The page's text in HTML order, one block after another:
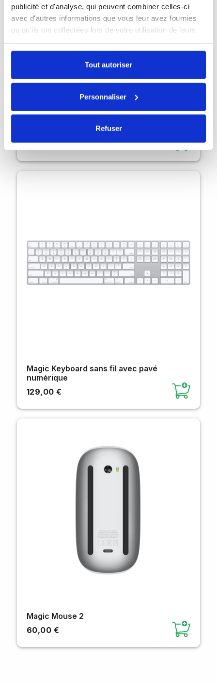
publicité et d'analyse, qui peuvent combiner celles-ci
avec d'autres informations que vous leur avez fournies
ou qu'ils ont collectées lors de votre utilisation de leurs
Tout autoriser
Personnaliser
Refuser
AirPods Pro 1 MageSafe
146,30 €
Magic Keyboard sans fil avec pavé
numérique
129,00 €
Magic Mouse 2
60,00 €